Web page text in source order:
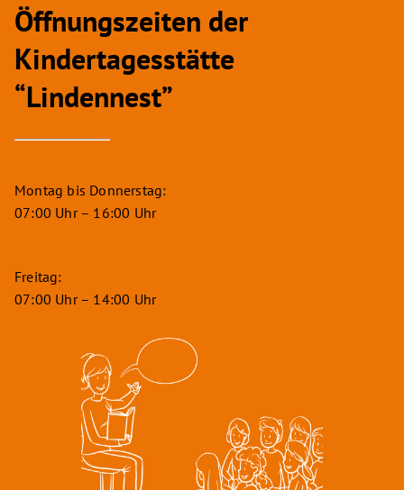
Öffnungszeiten der
Kindertagesstätte
“Lindennest”
Montag bis Donnerstag:
07:00 Uhr – 16:00 Uhr
Freitag:
07:00 Uhr – 14:00 Uhr